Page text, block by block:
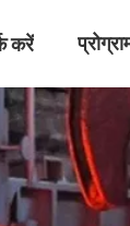
करें